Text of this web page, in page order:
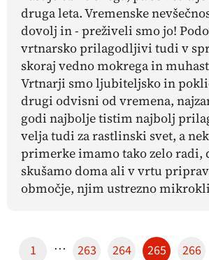
druga leta. Vremenske
dovolj in - preživeli smo jo!
vrtnarsko prilagodljivi tudi v
skoraj vedno mokrega in
Vrtnarji smo ljubiteljsko in
drugi odvisni od vremena,
godi najbolje tistim najbolj
velja tudi za rastlinski svet, a
primerke imamo tako zelo radi,
skušamo doma ali v vrtu
območje, njim ustrezno
1 … 263 264 265 266